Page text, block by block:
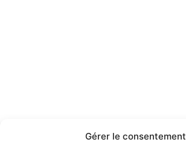
Gérer le consentement